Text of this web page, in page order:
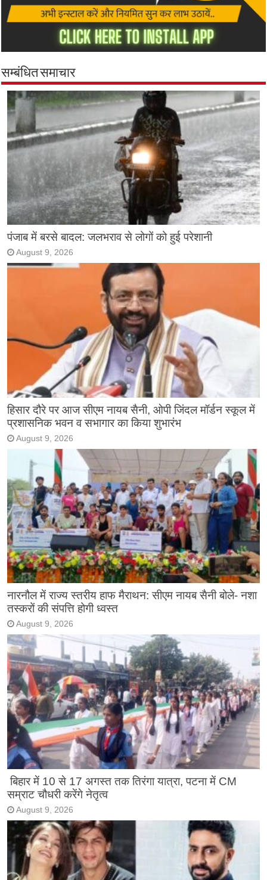
सम्बंधित समाचार
पंजाब में बरसे बादल: जलभराव से लोगों को हुई परेशानी
August 9, 2026
हिसार दौरे पर आज सीएम नायब सैनी, ओपी जिंदल मॉर्डन स्कूल में
प्रशासनिक भवन व सभागार का किया शुभारंभ
August 9, 2026
नारनौल में राज्य स्तरीय हाफ मैराथन: सीएम नायब सैनी बोले- नशा
तस्करों की संपत्ति होगी ध्वस्त
August 9, 2026
बिहार में 10 से 17 अगस्त तक तिरंगा यात्रा, पटना में CM
सम्राट चौधरी करेंगे नेतृत्व
August 9, 2026